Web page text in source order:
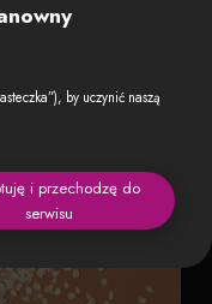
by uczynić naszą
i przechodzę do
serwisu